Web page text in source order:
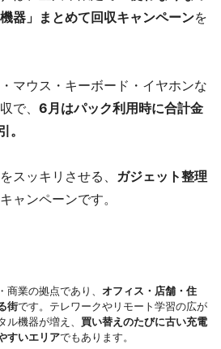
器」まとめて回収キャンペーンを
マウス・キーボード・イヤホンな
で、 6月はパック利用時に合計金
。
スッキリさせる、 ガジェット整理
ャンペーンです。
業の拠点であり、 オフィス・店舗・住
街です。テレワークやリモート学習の広が
ル機器が増え、 買い替えのたびに古い充電
すいエリアでもあります。